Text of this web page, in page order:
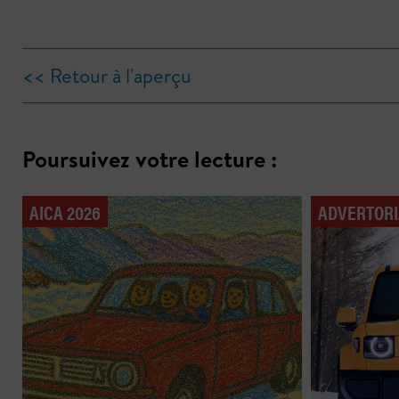
<< Retour à l'aperçu
Poursuivez votre lecture :
AICA 2026